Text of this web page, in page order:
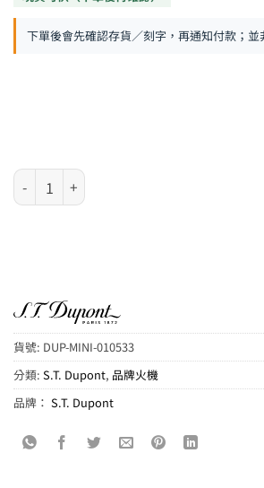
下單後會先確認存貨／刻字，再通知付款；並
S.T. Dupont MINIJET 系列 – 白色夏威夷 噴
貨號: DUP-MINI-010533
分類: S.T. Dupont, 品牌火機
品牌： S.T. Dupont